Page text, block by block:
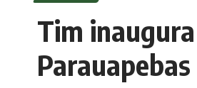
Tim
Parauapebas